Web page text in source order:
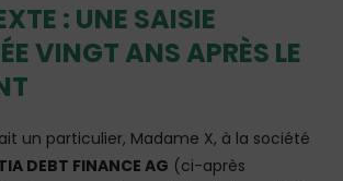
: UNE SAISIE
VINGT ANS APRÈS LE
un particulier, Madame X, à la société
DEBT FINANCE AG (ci-après